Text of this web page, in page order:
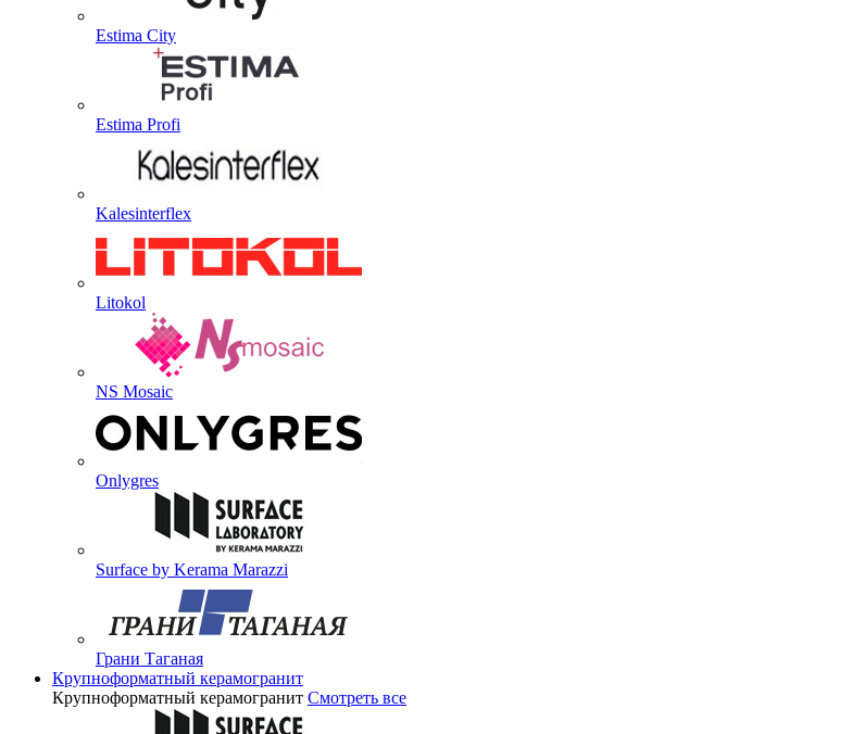
Estima City
Estima Profi
Kalesinterflex
Litokol
NS Mosaic
Onlygres
Surface by Kerama Marazzi
Грани Таганая
Крупноформатный керамогранит
Крупноформатный керамогранит Смотреть все